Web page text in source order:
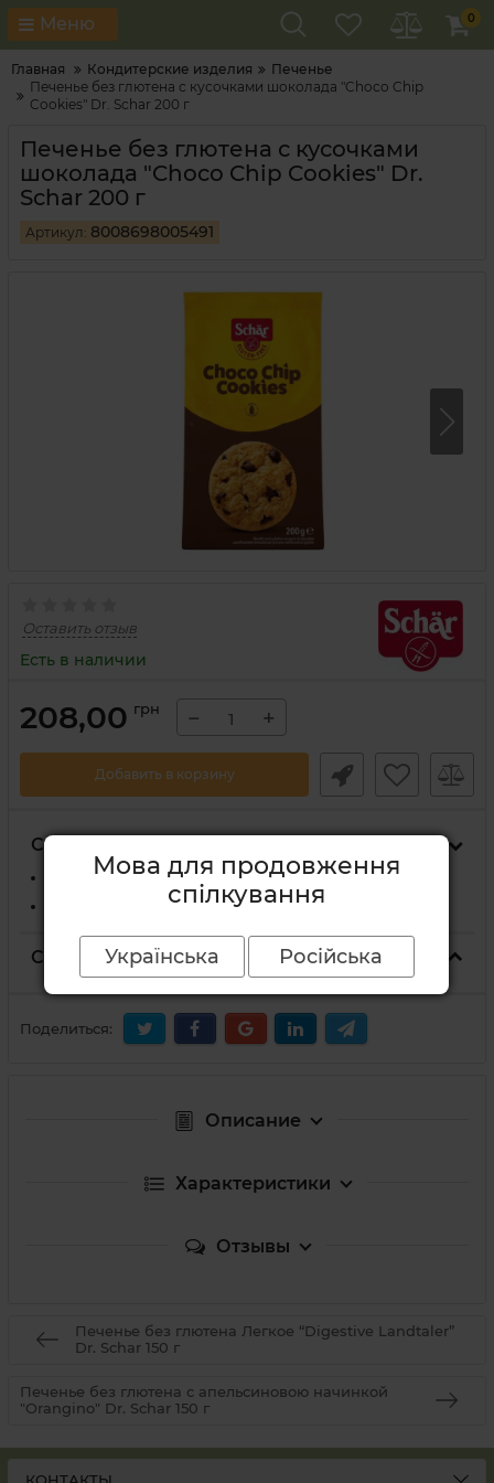
Меню 0
Главная Кондитерские изделия
Печенье
Печенье без глютена с кусочками шоколада "Choco Chip
Cookies" Dr. Schar 200 г
Печенье без глютена с кусочками
шоколада "Choco Chip Cookies" Dr.
Schar 200 г
Артикул: 8008698005491
Оставить отзыв
Есть в наличии
208,00 грн − +
Добавить в корзину
Способы доставки
На отделение Новой Почты
Курьером Новой Почты по адресу
Способы оплаты
Поделиться:
Описание
Характеристики
Отзывы
Печенье без глютена Легкое “Digestive Landtaler”
Dr. Schar 150 г
Печенье без глютена с апельсиновою начинкой
"Orangino" Dr. Schar 150 г
Мова для продовження
спілкування
Українська Російська